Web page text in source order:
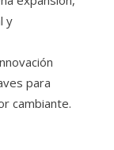
y
para
cambiante.